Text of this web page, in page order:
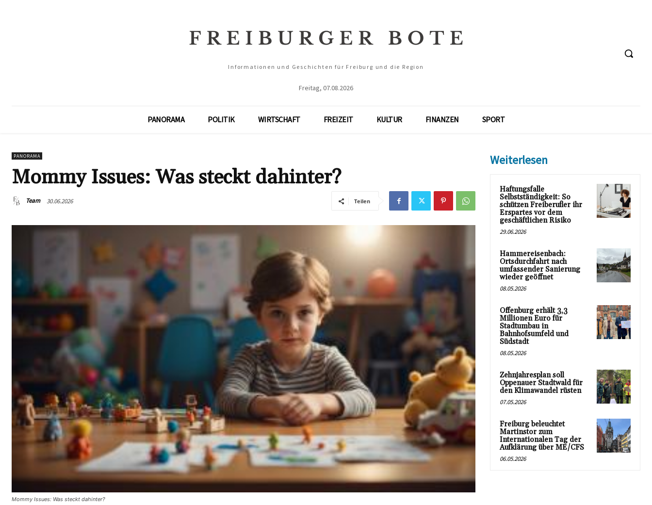
Informationen und Geschichten für Freiburg und die Region
Freitag, 07.08.2026
PANORAMA POLITIK WIRTSCHAFT FREIZEIT KULTUR FINANZEN SPORT
PANORAMA
Mommy Issues: Was steckt dahinter?
Team 30.06.2026 Teilen
Mommy Issues: Was steckt dahinter?
Weiterlesen
Haftungsfalle
Selbstständigkeit: So
schützen Freiberufler ihr
Erspartes vor dem
geschäftlichen Risiko
29.06.2026
Hammereisenbach:
Ortsdurchfahrt nach
umfassender Sanierung
wieder geöffnet
08.05.2026
Offenburg erhält 3,3
Millionen Euro für
Stadtumbau in
Bahnhofsumfeld und
Südstadt
08.05.2026
Zehnjahresplan soll
Oppenauer Stadtwald für
den Klimawandel rüsten
07.05.2026
Freiburg beleuchtet
Martinstor zum
Internationalen Tag der
Aufklärung über ME/CFS
06.05.2026